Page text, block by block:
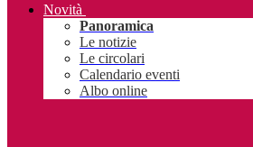
Novità
Panoramica
Le notizie
Le circolari
Calendario eventi
Albo online